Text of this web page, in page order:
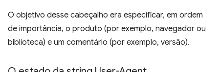
O objetivo desse cabeçalho era especificar, em ordem
de importância, o produto (por exemplo, navegador ou
biblioteca) e um comentário (por exemplo, versão).